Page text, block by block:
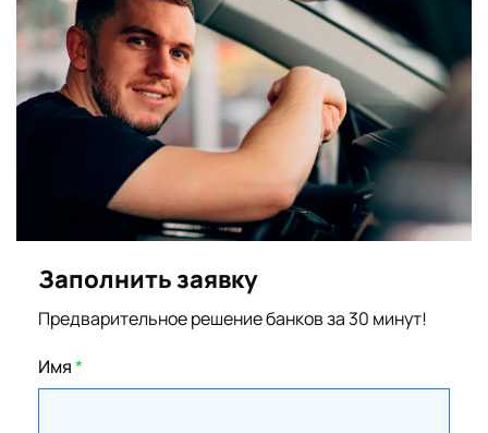
Заполнить заявку
Предварительное решение банков за 30 минут!
Имя*